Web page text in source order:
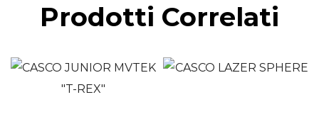
Prodotti Correlati